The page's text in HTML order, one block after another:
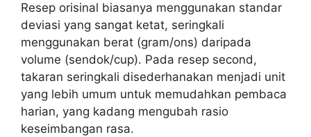
Resep orisinal biasanya menggunakan standar
deviasi yang sangat ketat, seringkali
menggunakan berat (gram/ons) daripada
volume (sendok/cup). Pada resep second,
takaran seringkali disederhanakan menjadi unit
yang lebih umum untuk memudahkan pembaca
harian, yang kadang mengubah rasio
keseimbangan rasa.